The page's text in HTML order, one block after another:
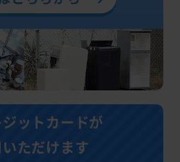
ットカードが
ただけます